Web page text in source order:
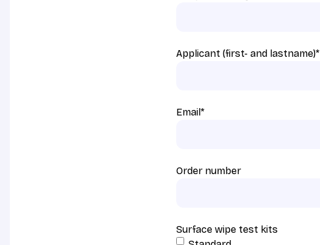
Applicant (first- and lastname)*
Email*
Order number
Surface wipe test kits